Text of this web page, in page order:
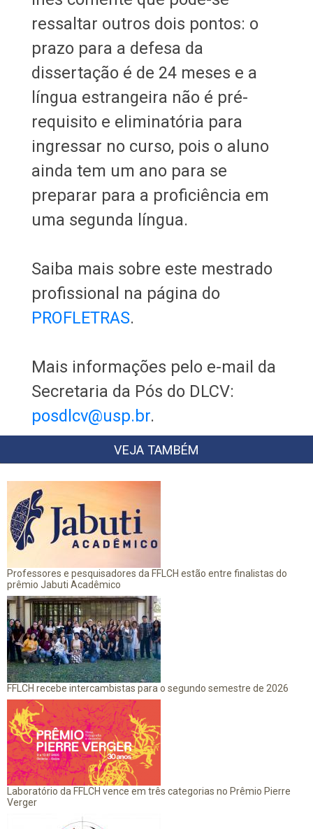
ressaltar outros dois pontos: o
prazo para a defesa da
dissertação é de 24 meses e a
língua estrangeira não é pré-
requisito e eliminatória para
ingressar no curso, pois o aluno
ainda tem um ano para se
preparar para a proficiência em
uma segunda língua.
Saiba mais sobre este mestrado
profissional na página do
PROFLETRAS.
Mais informações pelo e-mail da
Secretaria da Pós do DLCV:
posdlcv@usp.br.
VEJA TAMBÉM
Professores e pesquisadores da FFLCH estão entre finalistas do
prêmio Jabuti Acadêmico
FFLCH recebe intercambistas para o segundo semestre de 2026
Laboratório da FFLCH vence em três categorias no Prêmio Pierre
Verger